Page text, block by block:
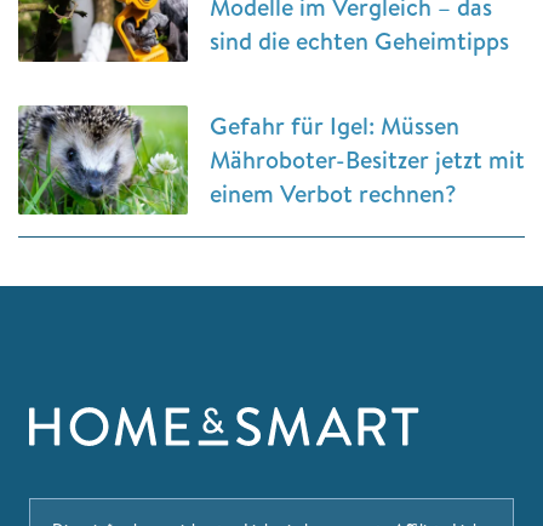
Modelle im Vergleich – das
sind die echten Geheimtipps
Gefahr für Igel: Müssen
Mähroboter-Besitzer jetzt mit
einem Verbot rechnen?